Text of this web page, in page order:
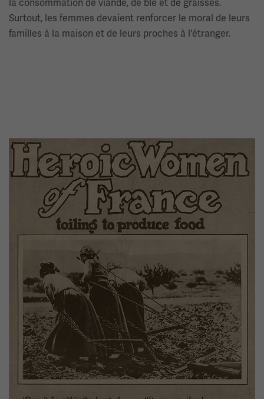
la consommation de viande, de blé et de graisses.
Surtout, les femmes devaient renforcer le moral de leurs
familles à la maison et de leurs proches à l'étranger.
Image(s)